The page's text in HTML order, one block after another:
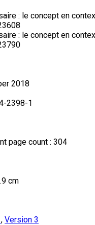
: le concept en
: le concept en
2018
2398-1
page count : 304
cm
, Version 3